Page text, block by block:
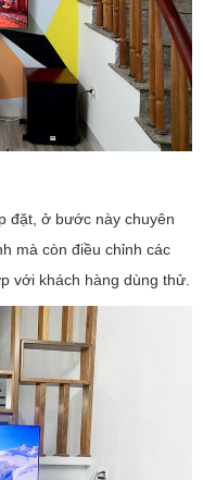
đặt, ở bước này chuyên
mà còn điều chỉnh các
với khách hàng dùng thử.